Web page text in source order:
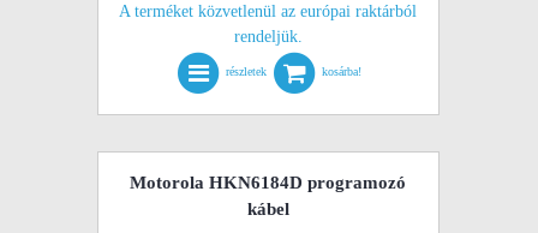
A terméket közvetlenül az európai raktárból
rendeljük.
részletek kosárba!
Motorola HKN6184D programozó
kábel